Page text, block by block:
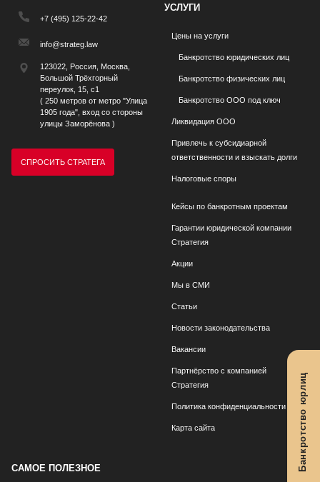
+7 (495) 125-22-42
info@strateg.law
123022, Россия, Москва,
Большой Трёхгорный
переулок, 15, с1
( 250 метров от метро "Улица
1905 года", вход со стороны
улицы Заморёнова )
СПРОСИТЬ СТРАТЕГА
УСЛУГИ
Цены на услуги
Банкротство юридических лиц
Банкротство физических лиц
Банкротство ООО под ключ
Ликвидация ООО
Привлечь к субсидиарной
ответственности и взыскать долги
Налоговые споры
Кейсы по банкротным проектам
Гарантии юридической компании
Стратегия
Акции
Мы в СМИ
Статьи
Новости законодательства
Вакансии
Партнёрство с компанией
Стратегия
Политика конфиденциальности
Карта сайта
САМОЕ ПОЛЕЗНОЕ Банкротство юрлиц